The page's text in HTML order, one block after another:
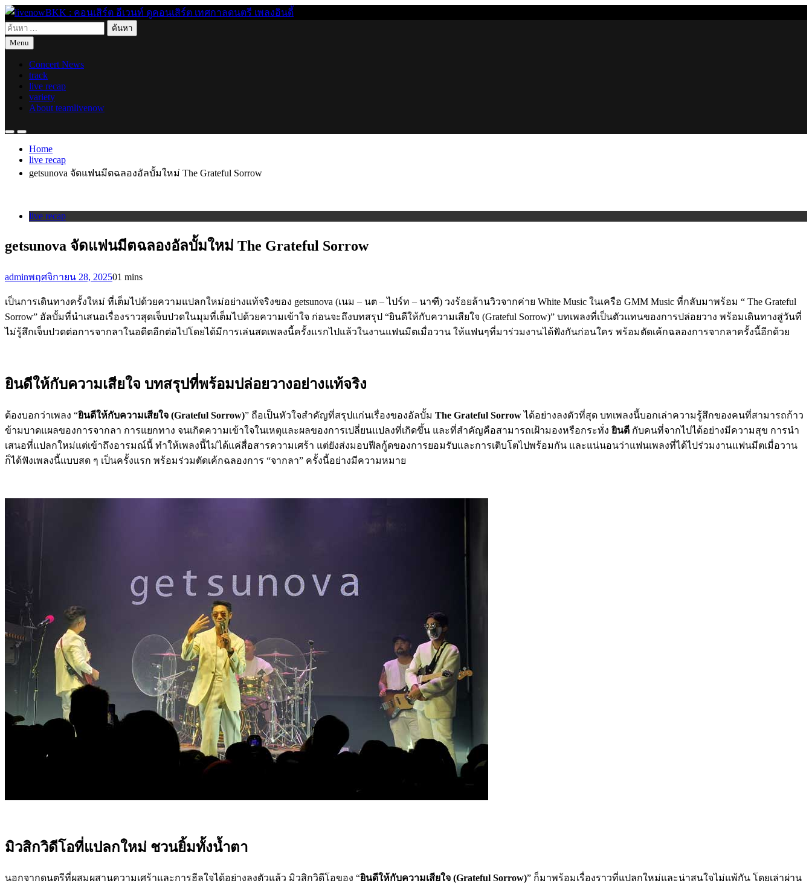
Skip
to
content
livenowBKK : คอนเสิร์ต อีเวนท์ ดูคอนเสิร์ต เทศกาลดนตรี เพลงอินดี้
live for today
ค้นหา
สำหรับ:
Menu
Concert News
track
live recap
variety
About teamlivenow
Home
live recap
getsunova จัดแฟนมีตฉลองอัลบั้มใหม่ The Grateful Sorrow
live recap
getsunova จัดแฟนมีตฉลองอัลบั้มใหม่ The Grateful Sorrow
adminพฤศจิกายน 28, 202501 mins
เป็นการเดินทางครั้งใหม่ ที่เต็มไปด้วยความแปลกใหม่อย่างแท้จริงของ getsunova (เนม – นต – ไปร์ท – นาฑี) วงร้อยล้านวิวจากค่าย White Music ในเครือ GMM Music ที่กลับมาพร้อม “ The Grateful
Sorrow” อัลบั้มที่นำเสนอเรื่องราวสุดเจ็บปวดในมุมที่เต็มไปด้วยความเข้าใจ ก่อนจะถึงบทสรุป “ยินดีให้กับความเสียใจ (Grateful Sorrow)” บทเพลงที่เป็นตัวแทนของการปล่อยวาง พร้อมเดินทางสู่วันที่
ไม่รู้สึกเจ็บปวดต่อการจากลาในอดีตอีกต่อไปโดยได้มีการเล่นสดเพลงนี้ครั้งแรกไปแล้วในงานแฟนมีตเมื่อวาน ให้แฟนๆที่มาร่วมงานได้ฟังกันก่อนใคร พร้อมตัดเค้กฉลองการจากลาครั้งนี้อีกด้วย
ยินดีให้กับความเสียใจ บทสรุปที่พร้อมปล่อยวางอย่างแท้จริง
ต้องบอกว่าเพลง “ยินดีให้กับความเสียใจ (Grateful Sorrow)” ถือเป็นหัวใจสำคัญที่สรุปแก่นเรื่องของอัลบั้ม The Grateful Sorrowได้อย่างลงตัวที่สุด บทเพลงนี้บอกเล่าความรู้สึกของคนที่สามารถก้าว
ข้ามบาดแผลของการจากลา การแยกทาง จนเกิดความเข้าใจในเหตุและผลของการเปลี่ยนแปลงที่เกิดขึ้น และที่สำคัญคือสามารถเฝ้ามองหรือกระทั่ง ยินดี กับคนที่จากไปได้อย่างมีความสุข การนำ
เสนอที่แปลกใหม่แต่เข้าถึงอารมณ์นี้ ทำให้เพลงนี้ไม่ได้แค่สื่อสารความเศร้า แต่ยังส่งมอบฟีลกู้ดของการยอมรับและการเติบโตไปพร้อมกัน และแน่นอนว่าแฟนเพลงที่ได้ไปร่วมงานแฟนมีตเมื่อวาน
ก็ได้ฟังเพลงนี้แบบสด ๆ เป็นครั้งแรก พร้อมร่วมตัดเค้กฉลองการ “จากลา” ครั้งนี้อย่างมีความหมาย
มิวสิกวิดีโอที่แปลกใหม่ ชวนยิ้มทั้งน้ำตา
นอกจากดนตรีที่ผสมผสานความเศร้าและการฮีลใจได้อย่างลงตัวแล้ว มิวสิกวิดีโอของ “ยินดีให้กับความเสียใจ (Grateful Sorrow)” ก็มาพร้อมเรื่องราวที่แปลกใหม่และน่าสนใจไม่แพ้กัน โดยเล่าผ่าน